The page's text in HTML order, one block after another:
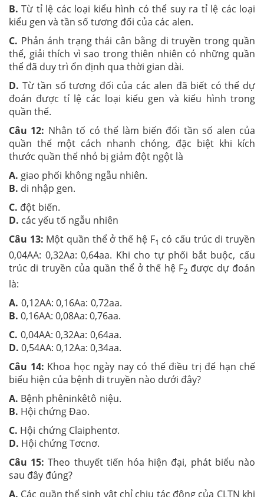
B.Từ tỉ lệ các loại kiểu hình có thể suy ra tỉ lệ các loại
kiểu gen và tần số tương đối của các alen.
C. Phản ánh trạng thái cân bằng di truyền trong quần
thể, giải thích vì sao trong thiên nhiên có những quần
thể đã duy trì ổn định qua thời gian dài.
D. Từ tần số tương đối của các alen đã biết có thể dự
đoán được tỉ lệ các loại kiểu gen và kiểu hình trong
quần thể.
Câu 12: Nhân tố có thể làm biến đổi tần số alen của
quần thể một cách nhanh chóng, đặc biệt khi kích
thước quần thể nhỏ bị giảm đột ngột là
A. giao phối không ngẫu nhiên.
B. di nhập gen.
C. đột biến.
D. các yếu tố ngẫu nhiên
Câu 13: Một quần thể ở thế hệ F1 có cấu trúc di truyền
0,04AA: 0,32Aa: 0,64aa. Khi cho tự phối bắt buộc, cấu
trúc di truyền của quần thể ở thế hệ F2 được dự đoán
là:
A. 0,12AA: 0,16Aa: 0,72aa.
B. 0,16AA: 0,08Aa: 0,76aa.
C. 0,04AA: 0,32Aa: 0,64aa.
D. 0,54AA: 0,12Aa: 0,34aa.
Câu 14: Khoa học ngày nay có thể điều trị để hạn chế
biểu hiện của bệnh di truyền nào dưới đây?
A. Bệnh phêninkêtô niệu.
B. Hội chứng Đao.
C. Hội chứng Claiphentơ.
D. Hội chứng Tơcnơ.
Câu 15: Theo thuyết tiến hóa hiện đại, phát biểu nào
sau đây đúng?
A. Các quần thể sinh vật chỉ chịu tác động của CLTN khi